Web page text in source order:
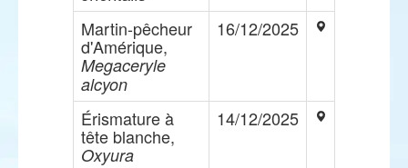
Martin-pêcheur
d'Amérique,
Megaceryle
alcyon
16/12/2025
Érismature à
tête blanche,
Oxyura
14/12/2025